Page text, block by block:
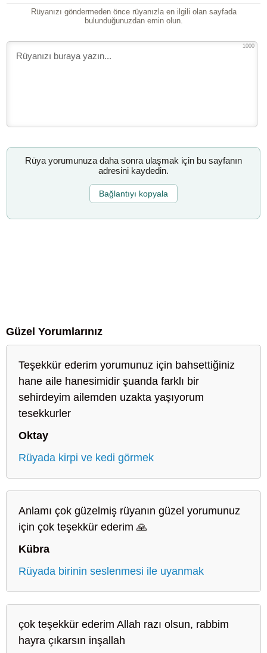
Rüyanızı göndermeden önce rüyanızla en ilgili olan sayfada
bulunduğunuzdan emin olun.
1000
Rüya yorumunuza daha sonra ulaşmak için bu sayfanın
adresini kaydedin.
Bağlantıyı kopyala
Güzel Yorumlarınız
Teşekkür ederim yorumunuz için bahsettiğiniz
hane aile hanesimidir şuanda farklı bir
sehirdeyim ailemden uzakta yaşıyorum
tesekkurler
Oktay
Rüyada kirpi ve kedi görmek
Anlamı çok güzelmiş rüyanın güzel yorumunuz
için çok teşekkür ederim 🙏
Kübra
Rüyada birinin seslenmesi ile uyanmak
çok teşekkür ederim Allah razı olsun, rabbim
hayra çıkarsın inşallah